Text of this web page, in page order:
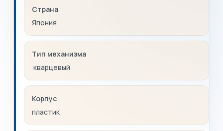
Страна
Япония
Тип механизма
кварцевый
Корпус
пластик